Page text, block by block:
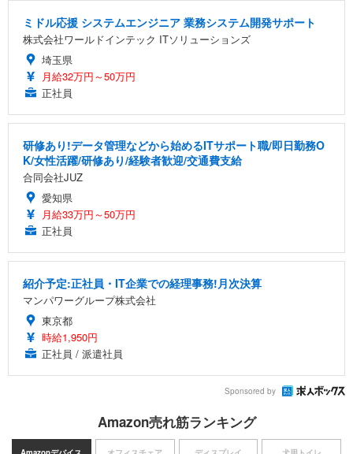
ミドル応援 システムエンジニア 業務システム開発サポート
株式会社ワールドインテック ITソリューションズ
埼玉県
月給32万円～50万円
正社員
研修あり!データ管理などから始めるITサポート職/即日勤務O
K/女性活躍/研修あり/経験者歓迎/交通費支給
合同会社JUZ
愛知県
月給33万円～50万円
正社員
紹介予定:正社員・IT企業での経理事務!月次決算
マンパワーグループ株式会社
東京都
時給1,950円
正社員 / 派遣社員
Sponsored by
Amazon売れ筋ランキング